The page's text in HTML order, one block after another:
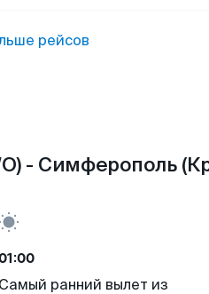
рейсов
- Симферополь
Самый ранний вылет из